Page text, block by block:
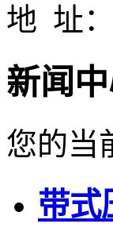
地 址
新闻
您的当
带式